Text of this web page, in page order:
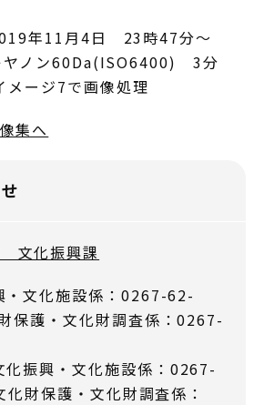
年11月4日 23時47分～
ノン60Da(ISO6400) 3分
ージ7で画像処理
集へ
文化振興課
・文化施設係：0267-62-
護・文化財調査係：0267-
化振興・文化施設係：0267-
保護・文化財調査係：